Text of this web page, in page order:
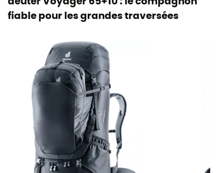
fiable pour les grandes traversées